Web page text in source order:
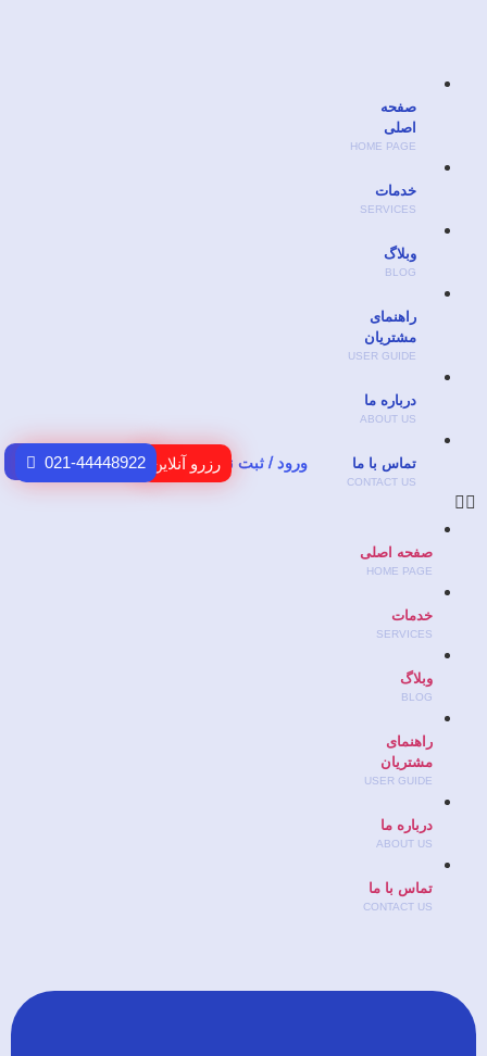
صفحه
اصلی
HOME PAGE
خدمات
SERVICES
وبلاگ
BLOG
راهنمای
مشتریان
USER GUIDE
درباره ما
ABOUT US
تماس با ما
CONTACT US
صفحه اصلی
HOME PAGE
خدمات
SERVICES
وبلاگ
BLOG
راهنمای
مشتریان
USER GUIDE
درباره ما
ABOUT US
تماس با ما
CONTACT US
ورود / ثبت نامرزرو آنلاین 021-44448922